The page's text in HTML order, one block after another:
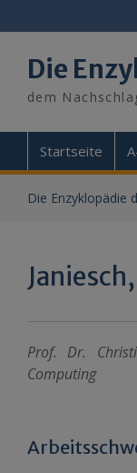
to
Die
dem
Startseite
Die Enzyklopädie
Prof. Dr.
Computing